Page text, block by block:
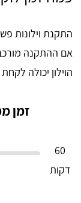
התקנת וילונות
אם ההתקנה
הוילון יכולה
זמן
60
דקות